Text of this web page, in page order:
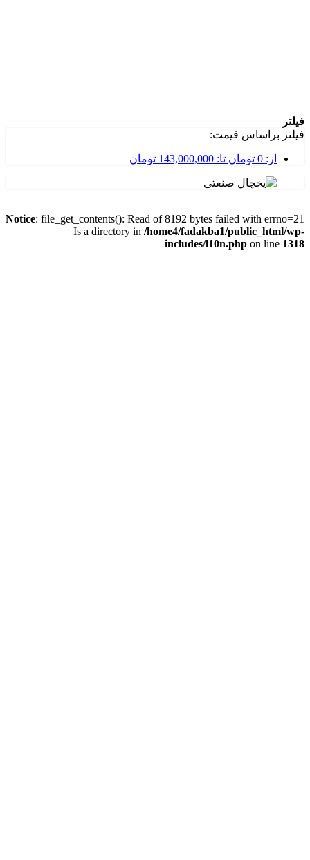
براساس قیمت:
از:0 تومانتا:143,000,000 تومان
Notice : file_get_contents(): Read of 8192 bytes failed with
Is a directory in/home4/fadakba1/
includes/l10n.phpon line